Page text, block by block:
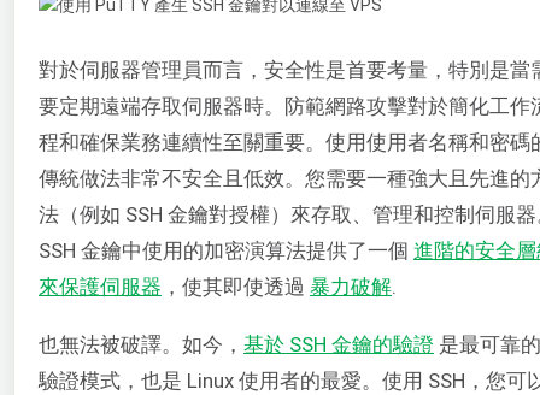
對於伺服器管理員而言，安全性是首要考量，特別是當
要定期遠端存取伺服器時。防範網路攻擊對於簡化工作
程和確保業務連續性至關重要。使用使用者名稱和密碼
傳統做法非常不安全且低效。您需要一種強大且先進的
法（例如 SSH 金鑰對授權）來存取、管理和控制伺服
SSH 金鑰中使用的加密演算法提供了一個 進階的安全
來保護伺服器 ，使其即使透過 暴力破解
也無法被破譯。如今， 基於 SSH 金鑰的驗證 是最可靠的
驗證模式，也是 Linux 使用者的最愛。使用 SSH，您可